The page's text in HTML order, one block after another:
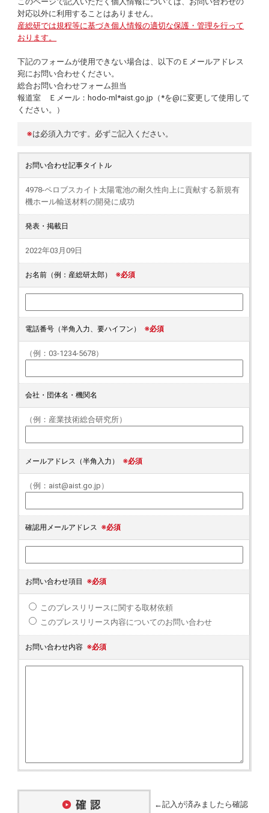
対応以外に利用することはありません。
産総研では規程等に基づき個人情報の適切な保護・管理を行って
おります。
下記のフォームが使用できない場合は、以下のＥメールアドレス
宛にお問い合わせください。
総合お問い合わせフォーム担当
報道室 Ｅメール：hodo-ml*aist.go.jp（*を@に変更して使用して
ください。）
※は必須入力です。必ずご記入ください。
お問い合わせ記事タイトル
4978-ペロブスカイト太陽電池の耐久性向上に貢献する新規有
機ホール輸送材料の開発に成功
発表・掲載日
2022年03月09日
お名前（例：産総研太郎） ※必須
電話番号（半角入力、要ハイフン） ※必須
（例：03-1234-5678）
会社・団体名・機関名
（例：産業技術総合研究所）
メールアドレス（半角入力） ※必須
（例：aist@aist.go.jp）
確認用メールアドレス ※必須
お問い合わせ項目 ※必須
このプレスリリースに関する取材依頼
このプレスリリース内容についてのお問い合わせ
お問い合わせ内容 ※必須
←記入が済みましたら確認